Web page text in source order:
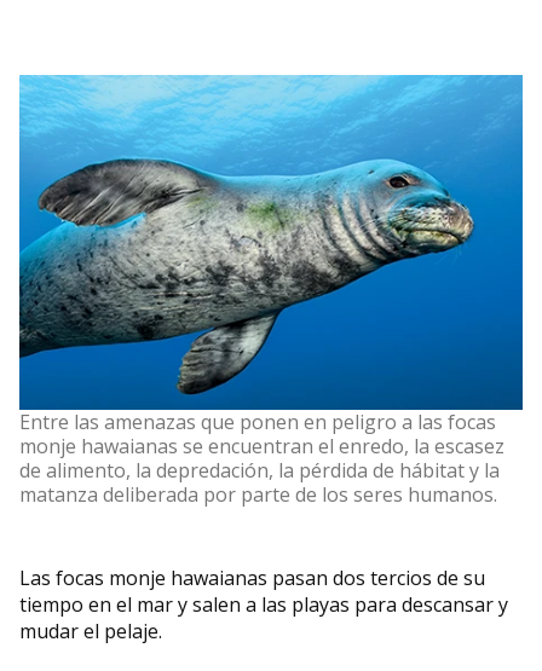
Entre las amenazas que ponen en peligro a las focas
monje hawaianas se encuentran el enredo, la escasez
de alimento, la depredación, la pérdida de hábitat y la
matanza deliberada por parte de los seres humanos.
Las focas monje hawaianas pasan dos tercios de su
tiempo en el mar y salen a las playas para descansar y
mudar el pelaje.